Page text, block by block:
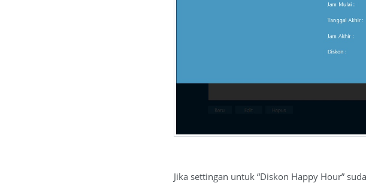
Jika settingan untuk “Diskon Happy Hour”